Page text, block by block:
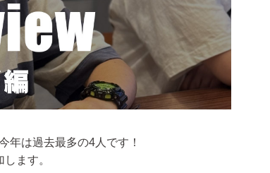
年は過去最多の4人です！
ます。